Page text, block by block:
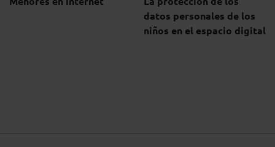
datos personales de los
niños en el espacio digital